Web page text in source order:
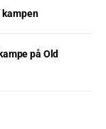
på Old